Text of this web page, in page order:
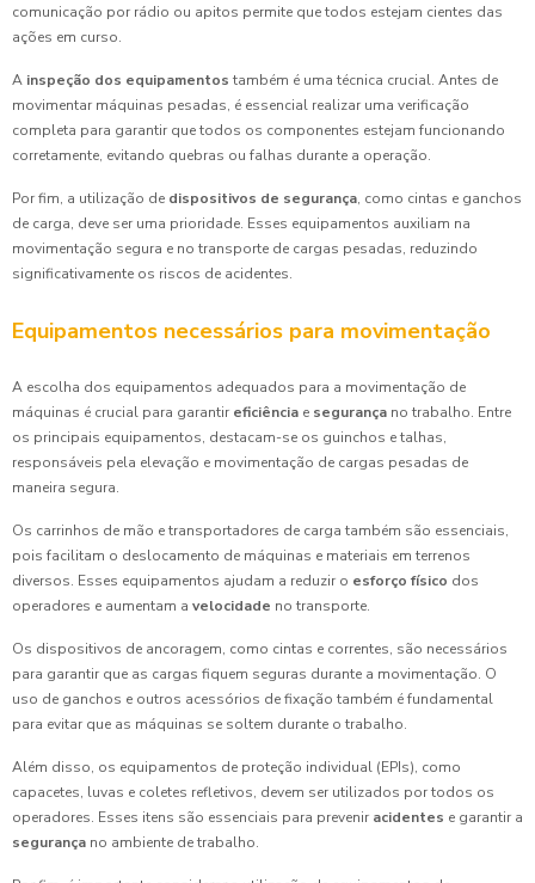
comunicação por rádio ou apitos permite que todos estejam cientes das
ações em curso.
A inspeção dos equipamentos também é uma técnica crucial. Antes de
movimentar máquinas pesadas, é essencial realizar uma verificação
completa para garantir que todos os componentes estejam funcionando
corretamente, evitando quebras ou falhas durante a operação.
Por fim, a utilização de dispositivos de segurança, como cintas e ganchos
de carga, deve ser uma prioridade. Esses equipamentos auxiliam na
movimentação segura e no transporte de cargas pesadas, reduzindo
significativamente os riscos de acidentes.
Equipamentos necessários para movimentação
A escolha dos equipamentos adequados para a movimentação de
máquinas é crucial para garantir eficiência e segurança no trabalho. Entre
os principais equipamentos, destacam-se os guinchos e talhas,
responsáveis pela elevação e movimentação de cargas pesadas de
maneira segura.
Os carrinhos de mão e transportadores de carga também são essenciais,
pois facilitam o deslocamento de máquinas e materiais em terrenos
diversos. Esses equipamentos ajudam a reduzir o esforço físico dos
operadores e aumentam a velocidade no transporte.
Os dispositivos de ancoragem, como cintas e correntes, são necessários
para garantir que as cargas fiquem seguras durante a movimentação. O
uso de ganchos e outros acessórios de fixação também é fundamental
para evitar que as máquinas se soltem durante o trabalho.
Além disso, os equipamentos de proteção individual (EPIs), como
capacetes, luvas e coletes refletivos, devem ser utilizados por todos os
operadores. Esses itens são essenciais para prevenir acidentes e garantir a
segurança no ambiente de trabalho.